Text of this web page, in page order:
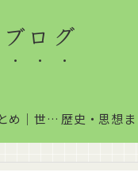
ログ
経済・金融まとめ｜世界経済・金融市場をわかりやすく解説